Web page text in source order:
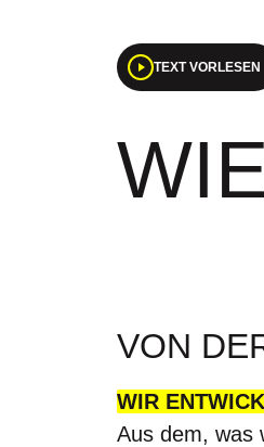
TEXT VORLESEN
VON
WIR
Aus dem, was